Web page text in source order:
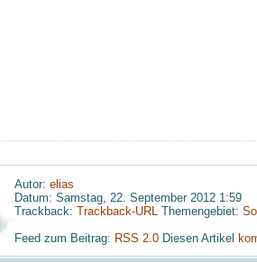
Autor: elias
Datum: Samstag, 22. September 2012 1:59
Trackback: Trackback-URL Themengebiet:
Feed zum Beitrag: RSS 2.0 Diesen Artikel